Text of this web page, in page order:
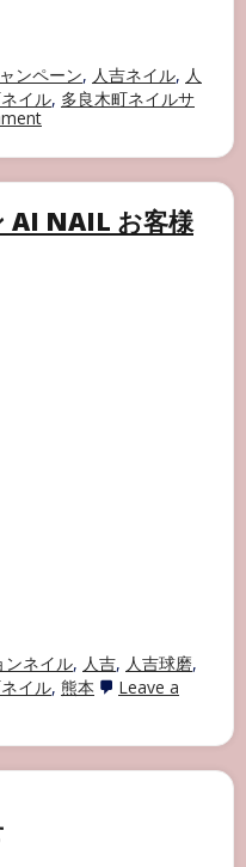
ンペーン, 人吉ネイル, 人
イル, 多良木町ネイルサ
on
の
ン
ペ
AI NAIL お客様
ンネイル, 人吉, 人吉球磨,
イル, 熊本
Leave a